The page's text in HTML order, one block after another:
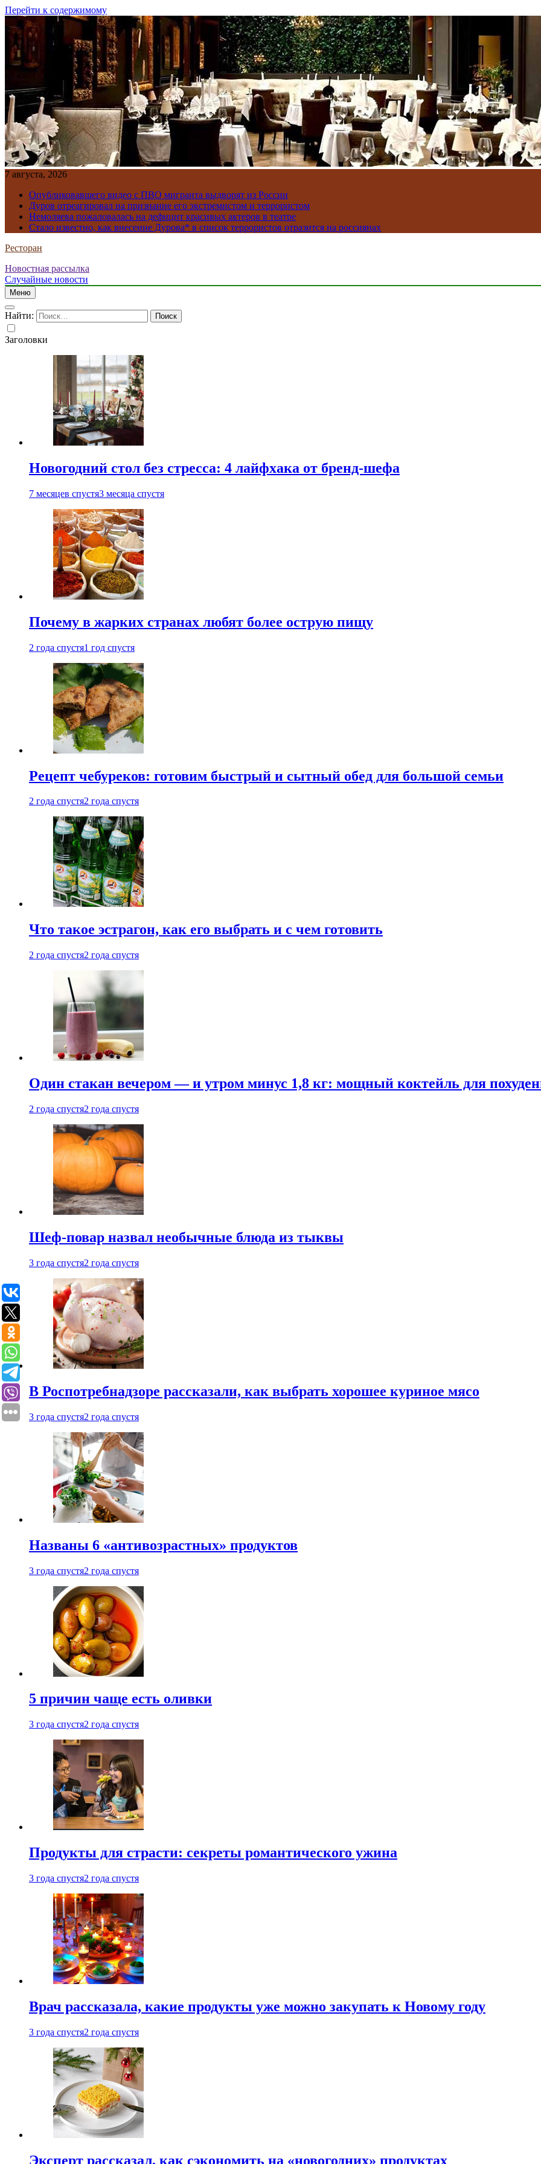
Перейти к содержимому
7 августа, 2026
Опубликовавшего видео с ПВО мигранта выдворят из России
Дуров отреагировал на признание его экстремистом и террористом
Немоляева пожаловалась на дефицит красивых актеров в театре
Стало известно, как внесение Дурова* в список террористов отразится на россиянах
Ресторан
Новостная рассылка
Случайные новости
Меню
Найти:
Заголовки
Новогодний стол без стресса: 4 лайфхака от бренд-шефа
7 месяцев спустя3 месяца спустя
Почему в жарких странах любят более острую пищу
2 года спустя1 год спустя
Рецепт чебуреков: готовим быстрый и сытный обед для большой семьи
2 года спустя2 года спустя
Что такое эстрагон, как его выбрать и с чем готовить
2 года спустя2 года спустя
Один стакан вечером — и утром минус 1,8 кг: мощный коктейль для
2 года спустя2 года спустя
Шеф-повар назвал необычные блюда из тыквы
3 года спустя2 года спустя
В Роспотребнадзоре рассказали, как выбрать хорошее куриное мясо
3 года спустя2 года спустя
Названы 6 «антивозрастных» продуктов
3 года спустя2 года спустя
5 причин чаще есть оливки
3 года спустя2 года спустя
Продукты для страсти: секреты романтического ужина
3 года спустя2 года спустя
Врач рассказала, какие продукты уже можно закупать к Новому году
3 года спустя2 года спустя
Эксперт рассказал, как сэкономить на «новогодних» продуктах